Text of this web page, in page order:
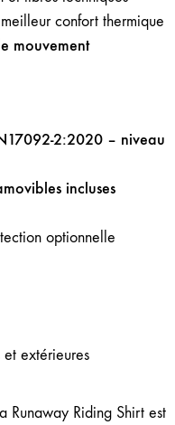
confort thermique
mouvement
2:2020 – niveau
incluses
optionnelle
et extérieures
Runaway Riding Shirt est